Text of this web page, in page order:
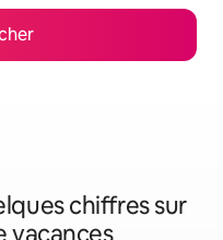
chiffres sur